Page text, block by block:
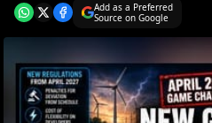
Add as a Preferred
Source on Google